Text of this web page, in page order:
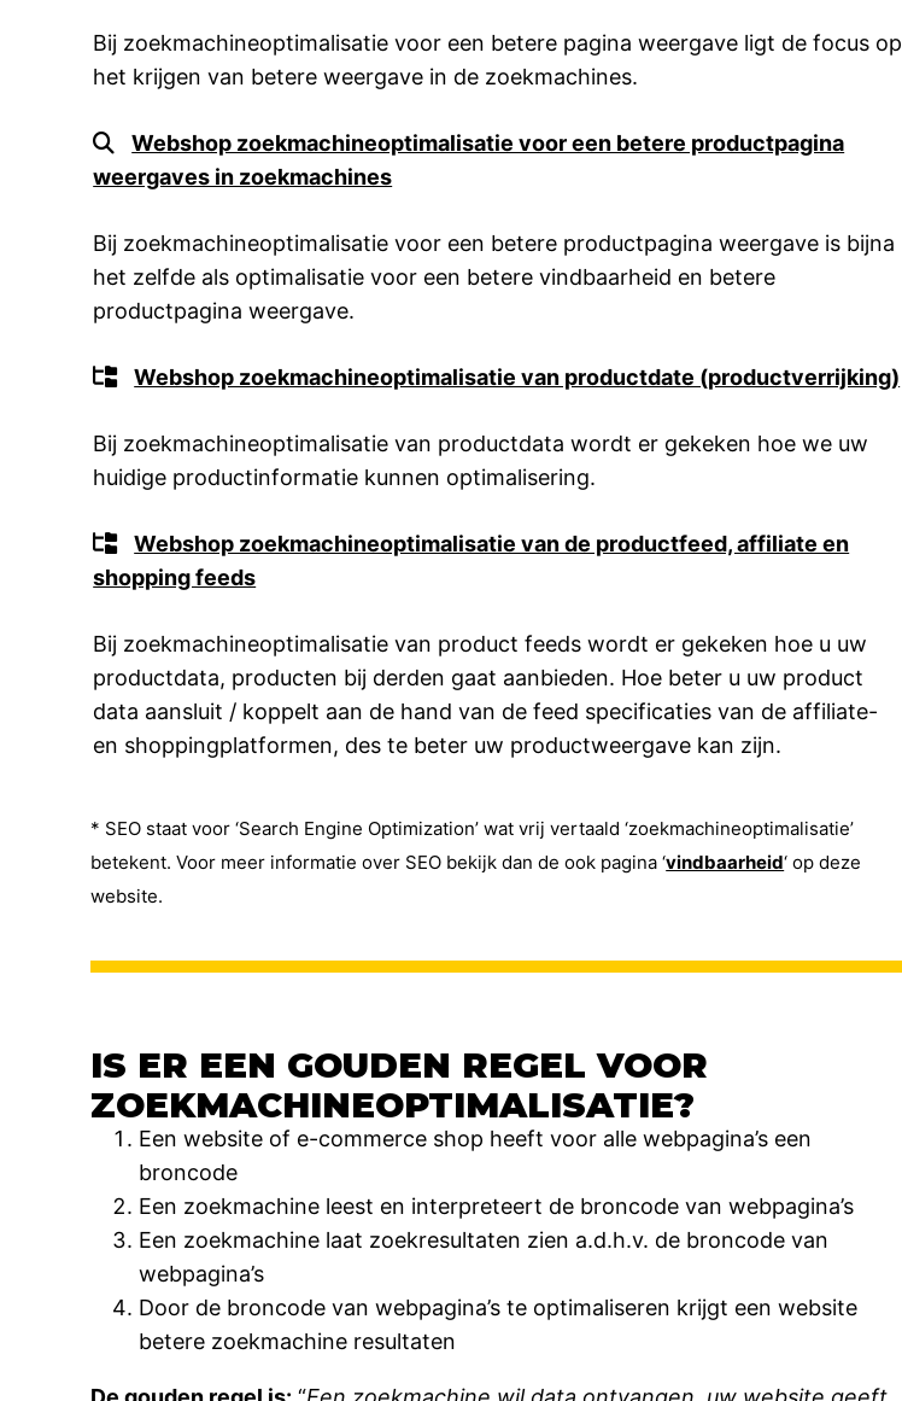
Bij zoekmachineoptimalisatie voor een betere pagina weergave ligt de focus op
het krijgen van betere weergave in de zoekmachines.
Webshop zoekmachineoptimalisatie voor een betere productpagina
weergaves in zoekmachines
Bij zoekmachineoptimalisatie voor een betere productpagina weergave is bijna
het zelfde als optimalisatie voor een betere vindbaarheid en betere
productpagina weergave.
Webshop zoekmachineoptimalisatie van productdate (productverrijking)
Bij zoekmachineoptimalisatie van productdata wordt er gekeken hoe we uw
huidige productinformatie kunnen optimalisering.
Webshop zoekmachineoptimalisatie van de productfeed, affiliate en
shopping feeds
Bij zoekmachineoptimalisatie van product feeds wordt er gekeken hoe u uw
productdata, producten bij derden gaat aanbieden. Hoe beter u uw product
data aansluit / koppelt aan de hand van de feed specificaties van de affiliate-
en shoppingplatformen, des te beter uw productweergave kan zijn.
* SEO staat voor ‘Search Engine Optimization’ wat vrij vertaald ‘zoekmachineoptimalisatie’
betekent. Voor meer informatie over SEO bekijk dan de ook pagina ‘vindbaarheid‘ op deze
website.
IS ER EEN GOUDEN REGEL VOOR
ZOEKMACHINEOPTIMALISATIE?
Een website of e-commerce shop heeft voor alle webpagina’s een
broncode
Een zoekmachine leest en interpreteert de broncode van webpagina’s
Een zoekmachine laat zoekresultaten zien a.d.h.v. de broncode van
webpagina’s
Door de broncode van webpagina’s te optimaliseren krijgt een website
betere zoekmachine resultaten